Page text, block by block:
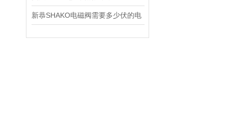
新恭SHAKO电磁阀需要多少伏的电